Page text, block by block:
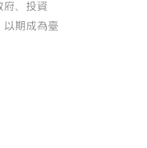
府、投資
以期成為臺